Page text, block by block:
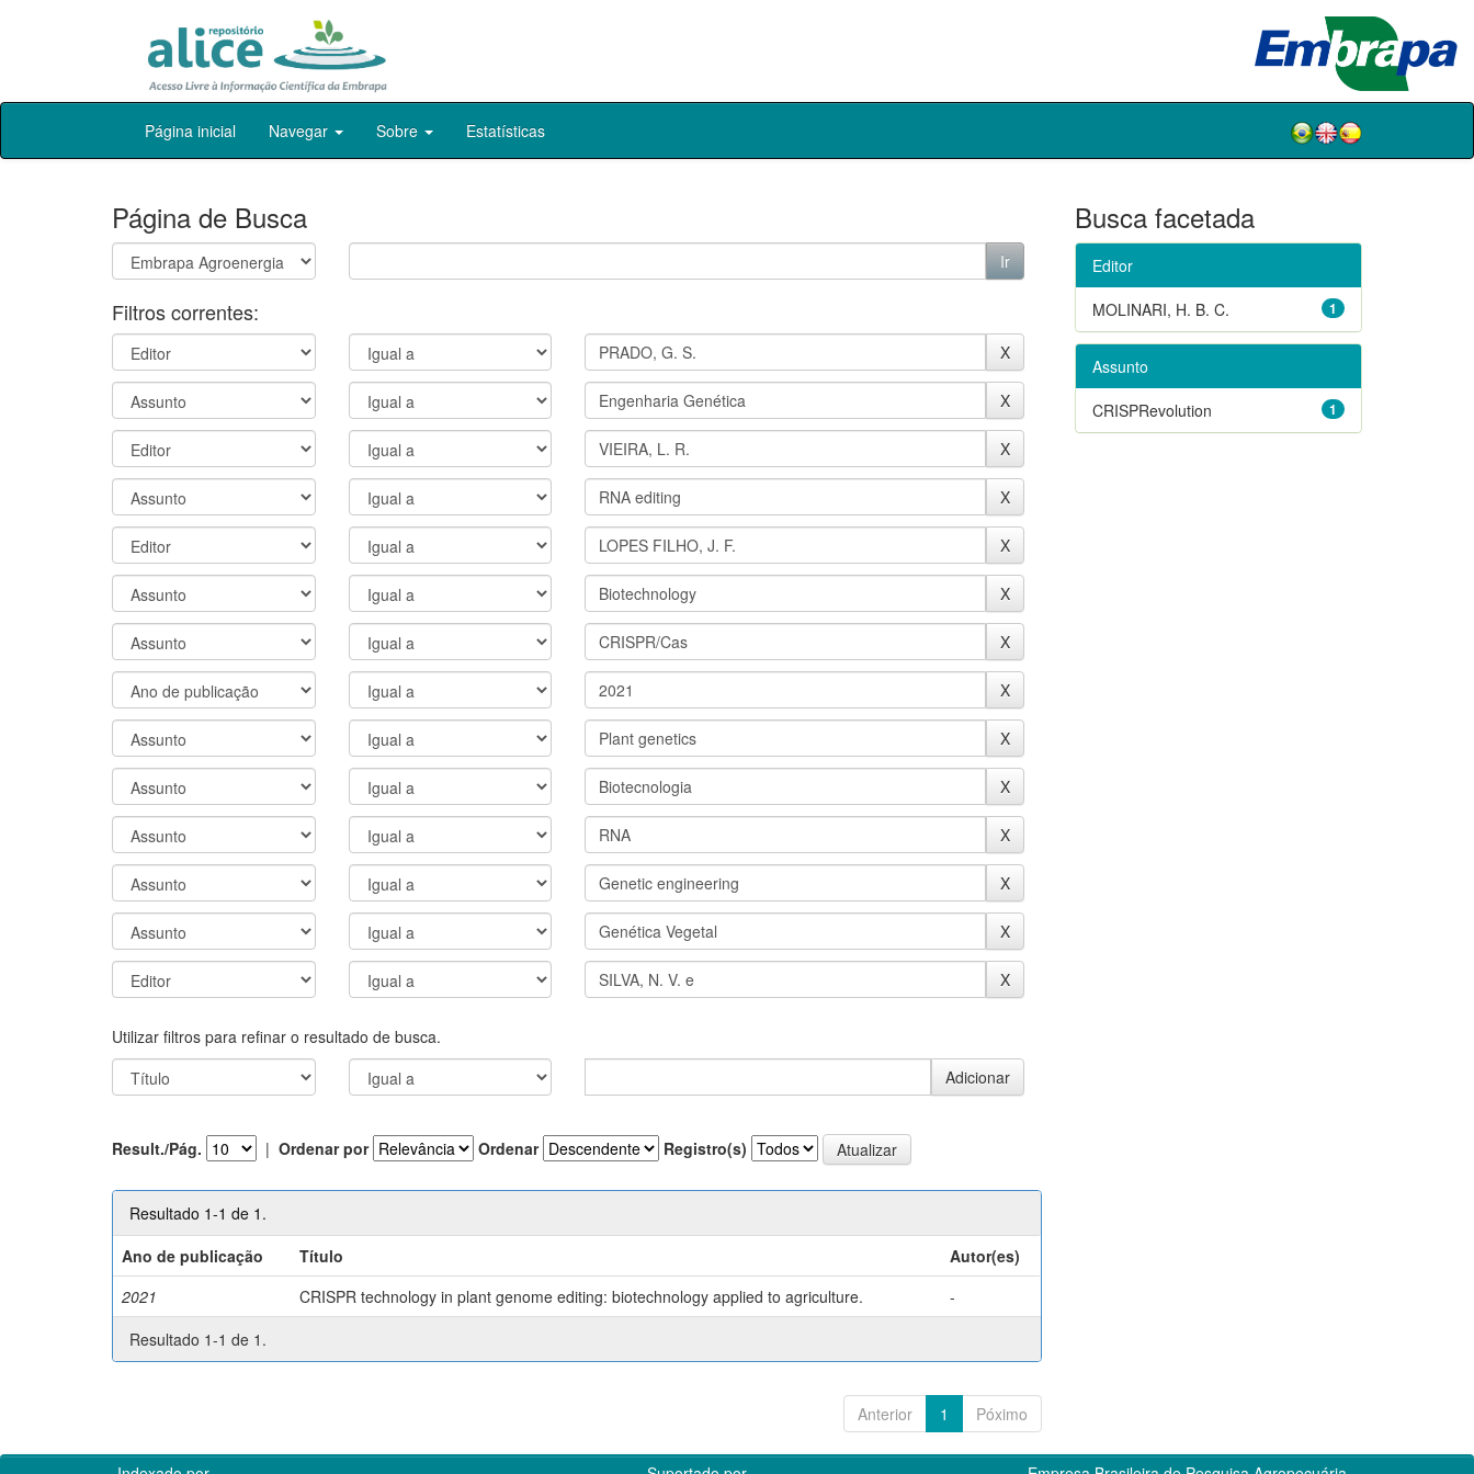
Skip
Página inicial Navegar Sobre Estatísticas
Página de Busca
Filtros correntes:
Utilizar filtros para refinar o resultado de busca.
Result./Pág. | Ordenar por Ordenar Registro(s)
Resultado 1-1 de 1.
Ano de publicação
Título
Autor(es)
2021
CRISPR technology in plant genome editing: biotechnology applied to agriculture.
-
Resultado 1-1 de 1.
Anterior 1 Póximo
Busca facetada
Editor
1
MOLINARI, H. B. C.
Assunto
1
CRISPRevolution